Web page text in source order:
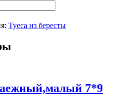
Туеса из бересты
7*9